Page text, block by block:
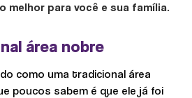
melhor para você e sua família.
área nobre
como uma tradicional área
poucos sabem é que ele já foi